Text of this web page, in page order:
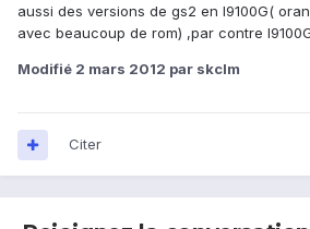
aussi des versions de gs2 en I9100G(
avec beaucoup de rom) ,par contre
Modifié 2 mars 2012 par skclm
Citer